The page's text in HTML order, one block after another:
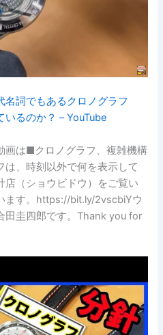
名詞でもあるクロノグラフ
るのか？ – YouTube
画は■クロノグラフ、複雑機構
、時刻以外で何を表示して
店（ショウビドウ）をご覧い
ます。https://bit.ly/2vscbiYウ
圭四郎です。Thank you for